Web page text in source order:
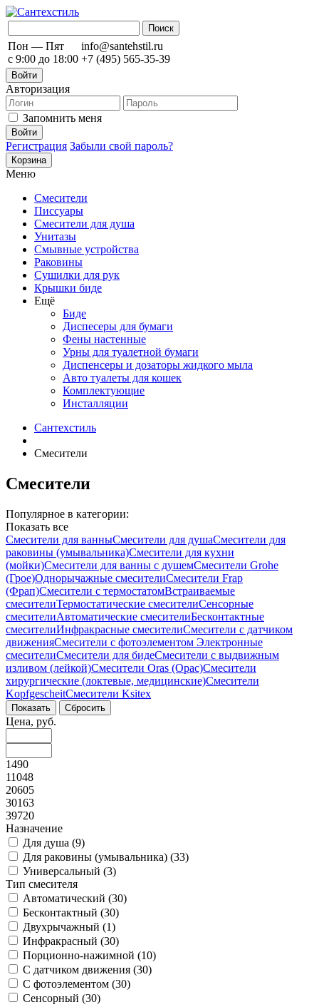
Пон — Пят
с 9:00 до 18:00
info@santehstil.ru
+7 (495) 565-35-39
Войти
Авторизация
Запомнить меня
Регистрация Забыли свой пароль?
Корзина
Меню
Смесители
Писсуары
Смесители для душа
Унитазы
Смывные устройства
Раковины
Сушилки для рук
Крышки биде
Ещё
Биде
Диспесеры для бумаги
Фены настенные
Урны для туалетной бумаги
Диспенсеры и дозаторы жидкого мыла
Авто туалеты для кошек
Комплектующие
Инсталляции
Сантехстиль
Смесители
Смесители
Популярное в категории:
Показать все
Смесители для ванныСмесители для душаСмесители для
раковины (умывальника)Смесители для кухни
(мойки)Смесители для ванны с душемСмесители Grohe
(Грое)Однорычажные смесителиСмесители Frap
(Фрап)Смесители с термостатомВстраиваемые
смесителиТермостатические смесителиСенсорные
смесителиАвтоматические смесителиБесконтактные
смесителиИнфракрасные смесителиСмесители с датчиком
движенияСмесители с фотоэлементом Электронные
смесителиСмесители для бидеСмесители с выдвижным
изливом (лейкой)Смесители Oras (Орас)Смесители
хирургические (локтевые, медицинские)Смесители
KopfgescheitСмесители Ksitex
Цена, руб.
1490
11048
20605
30163
39720
Назначение
Для душа (9)
Для раковины (умывальника) (33)
Универсальный (3)
Тип смесителя
Автоматический (30)
Бесконтактный (30)
Двухрычажный (1)
Инфракрасный (30)
Порционно-нажимной (10)
С датчиком движения (30)
С фотоэлементом (30)
Сенсорный (30)